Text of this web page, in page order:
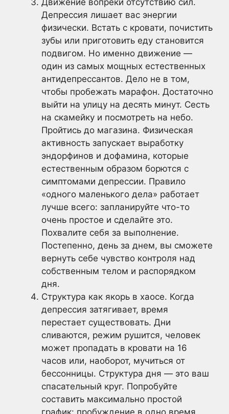
Депрессия лишает вас энергии
физически. Встать с кровати, почистить
зубы или приготовить еду становится
подвигом. Но именно движение —
один из самых мощных естественных
антидепрессантов. Дело не в том,
чтобы пробежать марафон. Достаточно
выйти на улицу на десять минут. Сесть
на скамейку и посмотреть на небо.
Пройтись до магазина. Физическая
активность запускает выработку
эндорфинов и дофамина, которые
естественным образом борются с
симптомами депрессии. Правило
«одного маленького дела» работает
лучше всего: запланируйте что-то
очень простое и сделайте это.
Похвалите себя за выполнение.
Постепенно, день за днем, вы сможете
вернуть себе чувство контроля над
собственным телом и распорядком
дня.
Структура как якорь в хаосе. Когда
депрессия затягивает, время
перестает существовать. Дни
сливаются, режим рушится, человек
может пропадать в кровати на 16
часов или, наоборот, мучиться от
бессонницы. Структура дня — это ваш
спасательный круг. Попробуйте
составить максимально простой
график: пробуждение в одно время,